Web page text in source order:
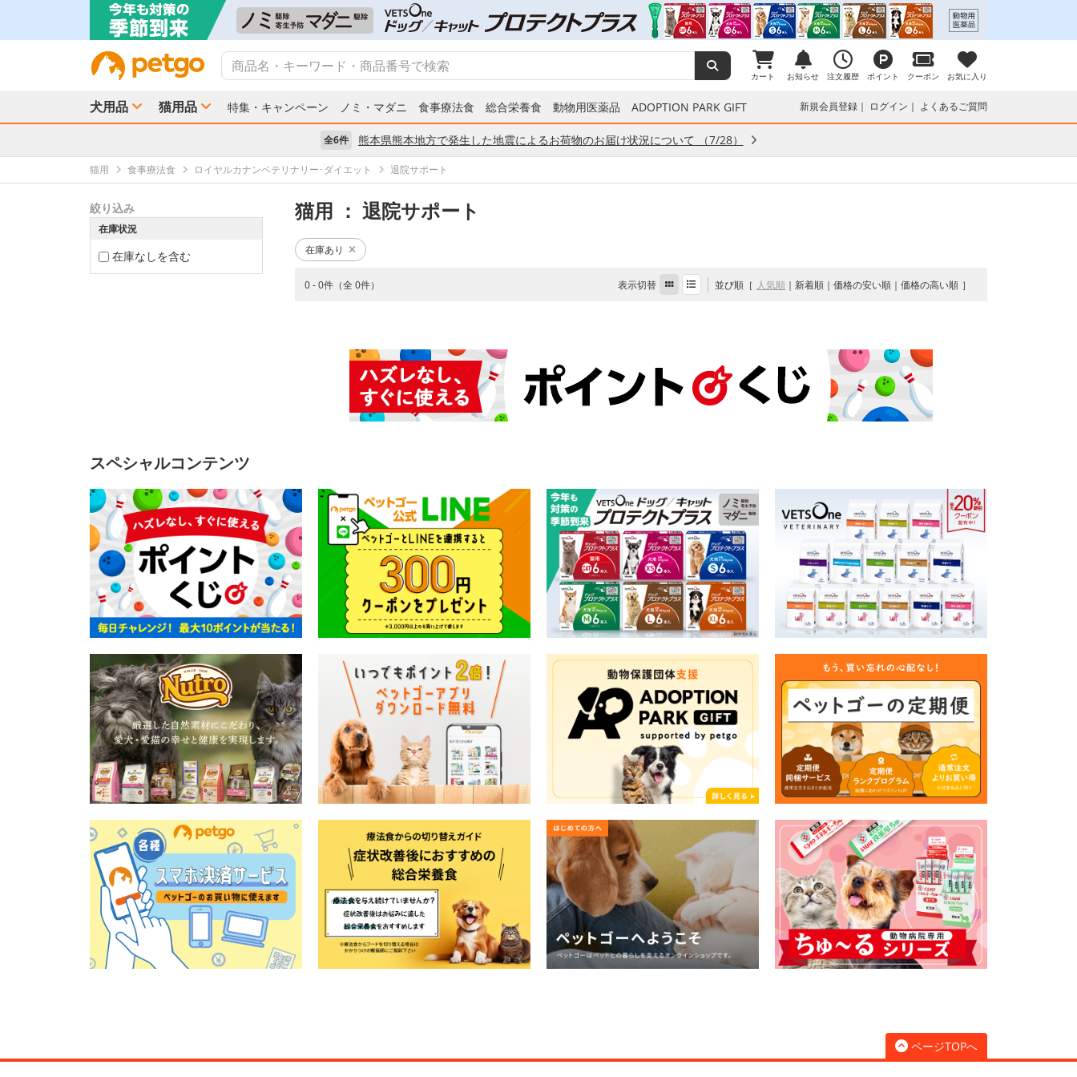
カート お知らせ 注文履歴 ポイント クーポン お気に入り
犬用品 猫用品 特集・キャンペーン ノミ・マダニ 食事療法食 総合栄養食 動物用医薬品 ADOPTION PARK GIFT 新規会員登録 ログイン よくあるご質問
全6件 熊本県熊本地方で発生した地震によるお荷物のお届け状況について （7/28）
猫用 食事療法食 ロイヤルカナンベテリナリー･ダイエット 退院サポート
絞り込み
在庫状況
在庫なしを含む
猫用 ： 退院サポート
在庫あり
0 - 0件（全 0件） 表示切替 並び順 人気順 新着順 価格の安い順 価格の高い順
スペシャルコンテンツ
ページTOPへ